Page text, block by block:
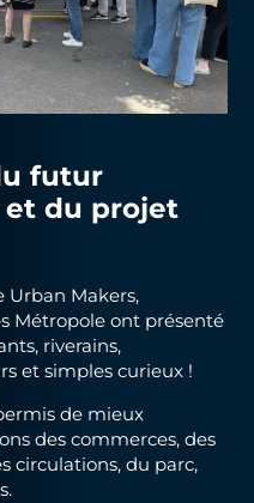
futur
du projet
Urban Makers,
Métropole ont présenté
riverains,
et simples curieux !
de mieux
des commerces, des
circulations, du parc,